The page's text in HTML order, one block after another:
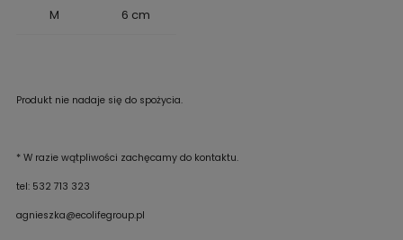
M 6 cm
Produkt nie nadaje się do spożycia.
* W razie wątpliwości zachęcamy do kontaktu.
tel: 532 713 323
agnieszka@ecolifegroup.pl